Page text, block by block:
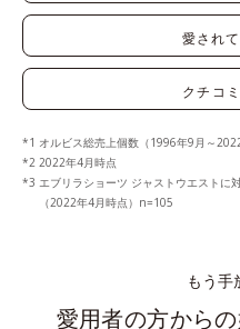
愛されて
クチコ
オルビス総売上個数（1996年9月～
2022年4月時点
エブリラショーツ ジャストウエストに
（2022年4月時点）n=105
もう手
愛用者の方から